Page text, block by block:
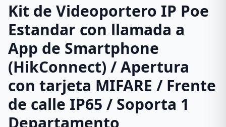
Kit de Videoportero IP Poe
Estandar con llamada a
App de Smartphone
(HikConnect) / Apertura
con tarjeta MIFARE / Frente
de calle IP65 / Soporta 1
Departamento